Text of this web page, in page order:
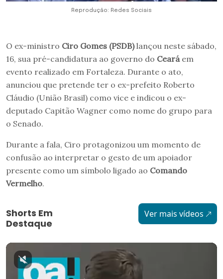
Reprodução: Redes Sociais
O ex-ministro Ciro Gomes (PSDB)lançou neste sábado,
16, sua pré-candidatura ao governo do Cearáem
evento realizado em Fortaleza. Durante o ato,
anunciou que pretende ter o ex-prefeito Roberto
Cláudio (União Brasil) como vice e indicou o ex-
deputado Capitão Wagner como nome do grupo para
o Senado.
Durante a fala, Ciro protagonizou um momento de
confusão ao interpretar o gesto de um apoiador
presente como um símbolo ligado ao Comando
Vermelho.
Shorts Em
Destaque
Ver mais vídeos